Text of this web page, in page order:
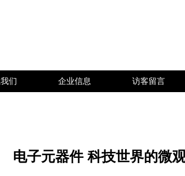
们 企业信息 访客留言
电子元器件 科技世界的微